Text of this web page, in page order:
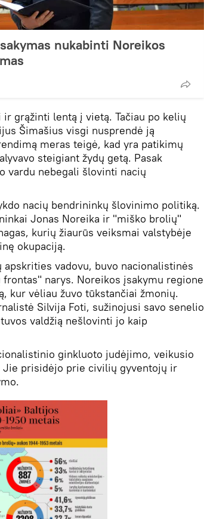
nukabinti Noreikos
grąžinti lentą į vietą. Tačiau po kelių
Šimašius visgi nusprendė ją
meras teigė, kad yra patikimų
steigiant žydų getą. Pasak
vardu nebegali šlovinti nacių
nacių bendrininkų šlovinimo politiką.
Jonas Noreika ir "miško brolių"
kurių žiaurūs veiksmai valstybėje
okupaciją.
apskrities vadovu, buvo nacionalistinės
narys. Noreikos įsakymu regione
kur vėliau žuvo tūkstančiai žmonių.
Silvija Foti, sužinojusi savo senelio
valdžią nešlovinti jo kaip
ginkluoto judėjimo, veikusio
Jie prisidėjo prie civilių gyventojų ir